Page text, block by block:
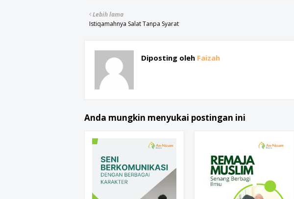
Lebih lama
Istiqamahnya Salat Tanpa Syarat
Diposting oleh Faizah
Anda mungkin menyukai postingan ini